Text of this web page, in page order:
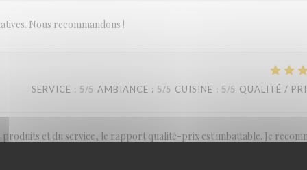
Nous recommandons !
SERVICE : 5/5 AMBIANCE : 5/5 CUISINE : 5/5 QUALITÉ /
produits et du service, le rapport qualité-prix est imbattable. Je